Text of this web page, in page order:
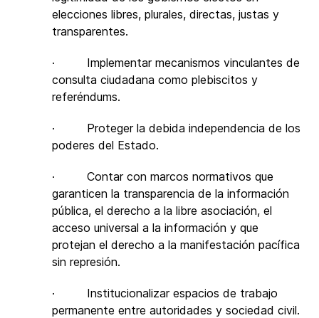
elecciones libres, plurales, directas, justas y
transparentes.
· Implementar mecanismos vinculantes de
consulta ciudadana como plebiscitos y
referéndums.
· Proteger la debida independencia de los
poderes del Estado.
· Contar con marcos normativos que
garanticen la transparencia de la información
pública, el derecho a la libre asociación, el
acceso universal a la información y que
protejan el derecho a la manifestación pacífica
sin represión.
· Institucionalizar espacios de trabajo
permanente entre autoridades y sociedad civil.